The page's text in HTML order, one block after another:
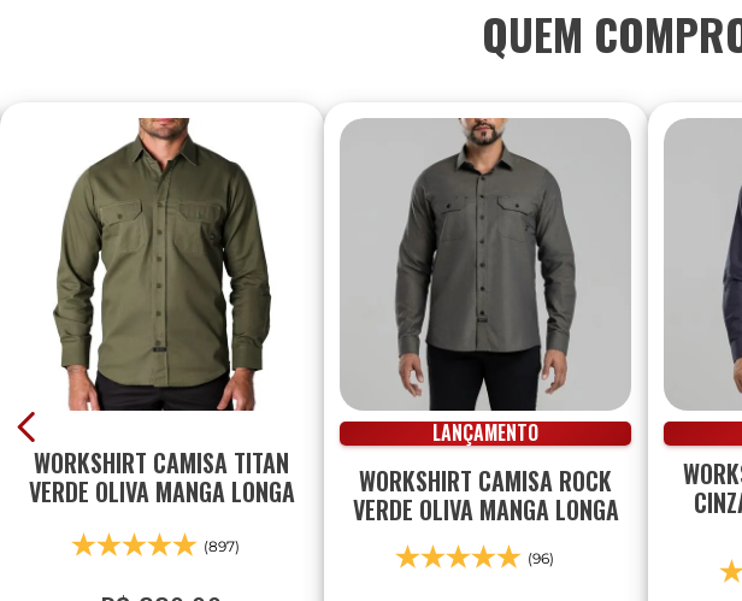
QUEM
WORKSHIRT CAMISA TITAN
VERDE OLIVA MANGA LONGA
(897)
LANÇAMENTO
WORKSHIRT CAMISA ROCK
VERDE OLIVA MANGA LONGA
(96)